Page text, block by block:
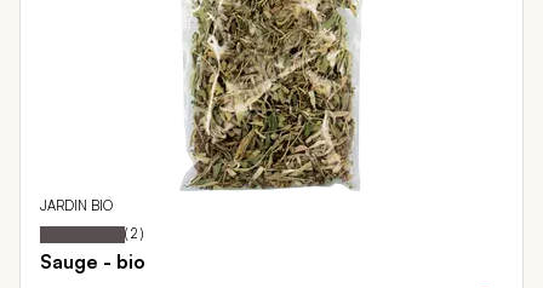
JARDIN BIO
Notation: 100
% of
( 2 )
Sauge - bio